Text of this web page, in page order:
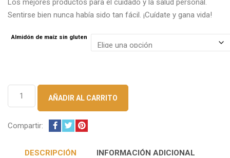
Los mejores productos para el cuidado y la salud personal.
Sentirse bien nunca había sido tan fácil. ¡Cuídate y gana vida!
Almidón de maíz sin gluten
cantidad
AÑADIR AL CARRITO
Compartir:
DESCRIPCIÓN INFORMACIÓN ADICIONAL